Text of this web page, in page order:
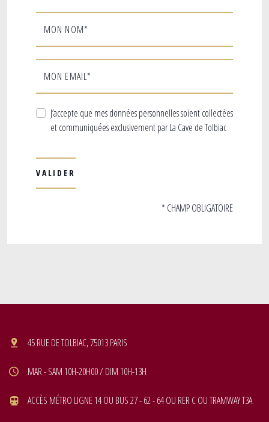
MON NOM*
MON EMAIL*
J’accepte que mes données personnelles soient collectées
et communiquées exclusivement par La Cave de Tolbiac
* CHAMP OBLIGATOIRE
45 RUE DE TOLBIAC, 75013 PARIS
MAR - SAM 10H-20H00 / DIM 10H-13H
ACCÈS MÉTRO LIGNE 14 OU BUS 27 - 62 - 64 OU RER C OU TRAMWAY T3A